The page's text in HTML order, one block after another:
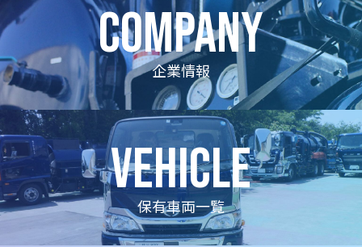
COMPANY
企業情報
vehicle
保有車両一覧